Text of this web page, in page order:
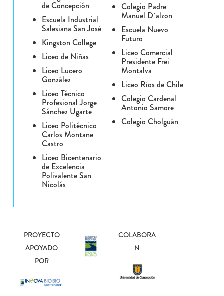
de Concepción
Escuela Industrial
Salesiana San José
Kingston College
Liceo de Niñas
Liceo Lucero
González
Liceo Técnico
Profesional Jorge
Sánchez Ugarte
Liceo Politécnico
Carlos Montane
Castro
Liceo Bicentenario
de Excelencia
Polivalente San
Nicolás
Colegio Padre
Manuel D´alzon
Escuela Nuevo
Futuro
Liceo Comercial
Presidente Frei
Montalva
Liceo Ríos de Chile
Colegio Cardenal
Antonio Samore
Colegio Cholguán
PROYECTO
APOYADO
POR
COLABORA
N